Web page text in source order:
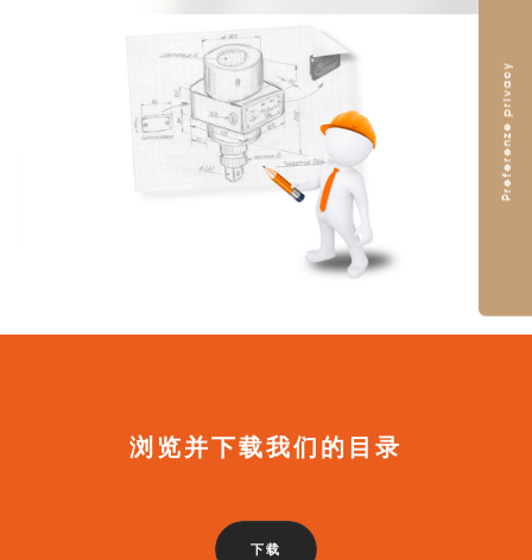
浏览并下载我们的目录
下载